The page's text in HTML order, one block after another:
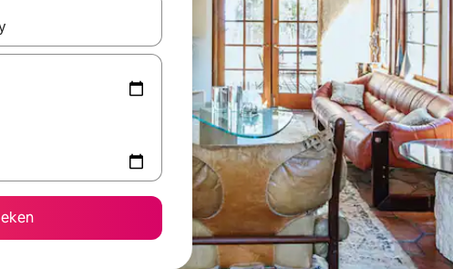
zijn, maak je een keuze met je de pijltjestoetsen omhoog en